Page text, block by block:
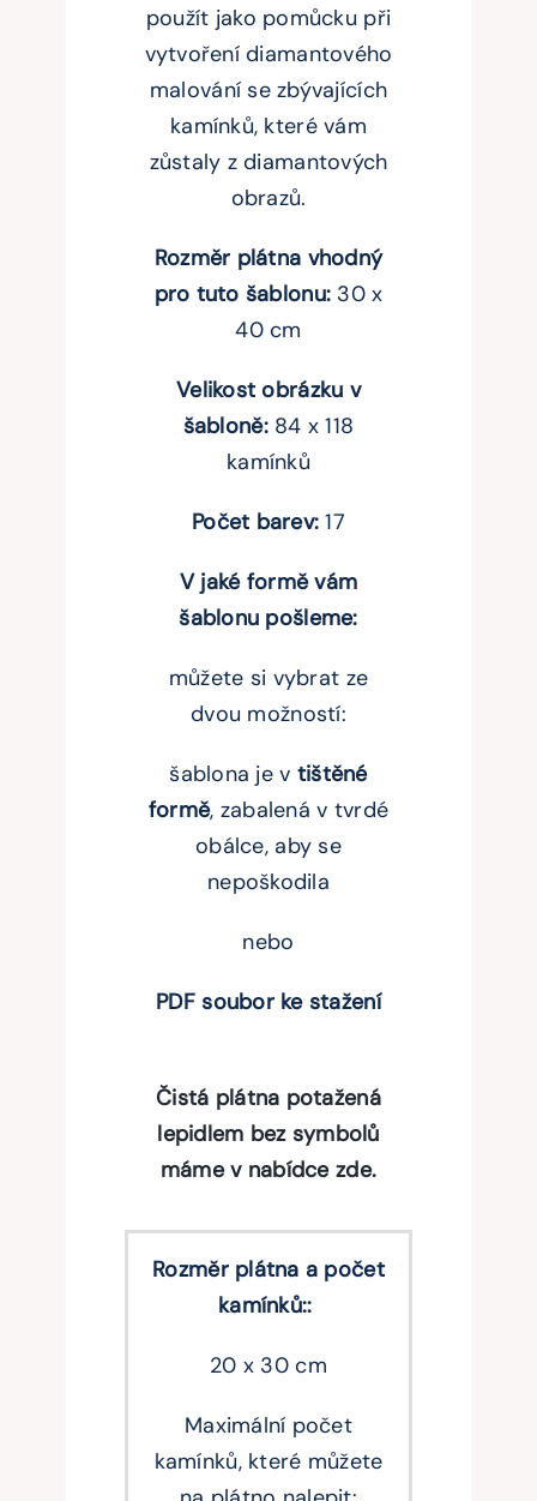
použít jako pomůcku při
vytvoření diamantového
malování se zbývajících
kamínků, které vám
zůstaly z diamantových
obrazů.
Rozměr plátna vhodný
pro tuto šablonu: 30 x
40 cm
Velikost obrázku v
šabloně:84 x 118
kamínků
Počet barev: 17
V jaké formě vám
šablonu pošleme:
můžete si vybrat ze
dvou možností:
šablona je v tištěné
formě, zabalená v tvrdé
obálce, aby se
nepoškodila
nebo
PDF soubor ke stažení
Čistá plátna potažená
lepidlem bez symbolů
máme v nabídce zde.
Rozměr plátna a počet
kamínků::
20 x 30 cm
Maximální počet
kamínků, které můžete